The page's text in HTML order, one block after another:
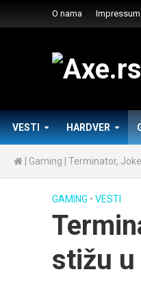
O nama Impressum
VESTI HARDVER
Gaming Terminator,
GAMING • VESTI
stižu u